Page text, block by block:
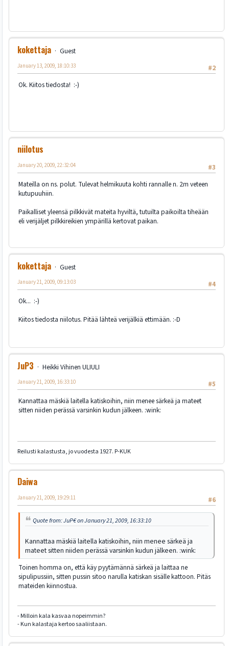
kokettaja
Guest
#2
January 13, 2009, 18:10:33
Ok. Kiitos tiedosta! :-)
niilotus
#3
January 20, 2009, 22:32:04
Mateilla on ns. polut. Tulevat helmikuuta kohti rannalle n. 2m veteen
kutupuuhiin.
Paikalliset yleensä pilkkivät mateita hyviltä, tutuilta paikoilta tiheään
eli verijäljet pilkkireikien ympärillä kertovat paikan.
kokettaja
Guest
#4
January 21, 2009, 09:13:03
Ok... :-)
Kiitos tiedosta niilotus. Pitää lähteä verijälkiä ettimään. :-D
JuP3
Heikki Vihinen ULIULI
#5
January 21, 2009, 16:33:10
Kannattaa mäskiä laitella katiskoihin, niin menee särkeä ja mateet
sitten niiden perässä varsinkin kudun jälkeen. :wink:
Reilusti kalastusta, jo vuodesta 1927. P-KUK
Daiwa
#6
January 21, 2009, 19:29:11
Quote from: JuP€ on January 21, 2009, 16:33:10
Kannattaa mäskiä laitella katiskoihin, niin menee särkeä ja
mateet sitten niiden perässä varsinkin kudun jälkeen. :wink:
Toinen homma on, että käy pyytämännä särkeä ja laittaa ne
sipulipussiin, sitten pussin sitoo narulla katiskan sisälle kattoon. Pitäs
mateiden kiinnostua.
- Milloin kala kasvaa nopeimmin?
- Kun kalastaja kertoo saaliistaan.